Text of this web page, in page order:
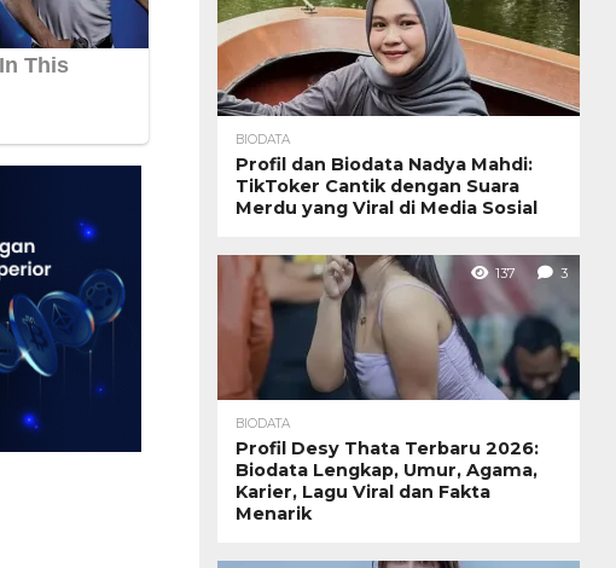
BIODATA
Profil dan Biodata Nadya Mahdi:
TikToker Cantik dengan Suara
Merdu yang Viral di Media Sosial
137 3
BIODATA
Profil Desy Thata Terbaru 2026:
Biodata Lengkap, Umur, Agama,
Karier, Lagu Viral dan Fakta
Menarik